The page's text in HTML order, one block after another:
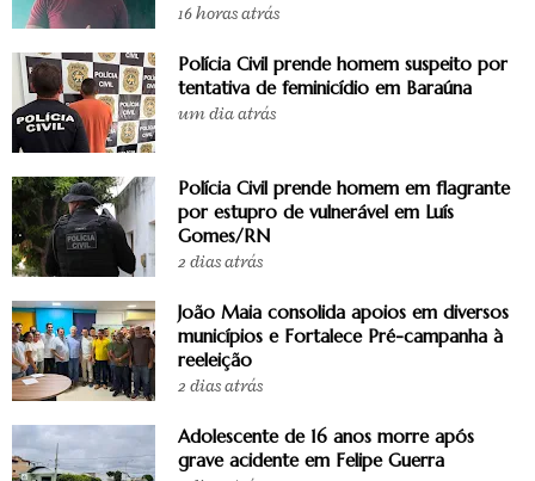
16 horas atrás
Polícia Civil prende homem suspeito por
tentativa de feminicídio em Baraúna
um dia atrás
Polícia Civil prende homem em flagrante
por estupro de vulnerável em Luís
Gomes/RN
2 dias atrás
João Maia consolida apoios em diversos
municípios e Fortalece Pré-campanha à
reeleição
2 dias atrás
Adolescente de 16 anos morre após
grave acidente em Felipe Guerra